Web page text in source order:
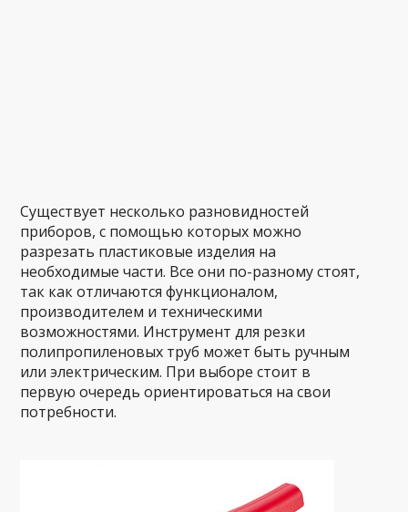
Существует несколько разновидностей
приборов, с помощью которых можно
разрезать пластиковые изделия на
необходимые части. Все они по-разному стоят,
так как отличаются функционалом,
производителем и техническими
возможностями. Инструмент для резки
полипропиленовых труб может быть ручным
или электрическим. При выборе стоит в
первую очередь ориентироваться на свои
потребности.